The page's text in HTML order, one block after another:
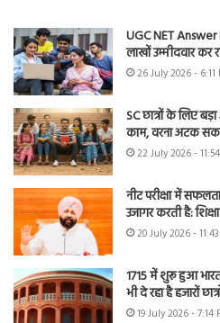
UGC NET
लाखों उम्मीदवार कर
26 July 2026 - 6:11
SC छात्रों के लिए
काम, वरना अटक
22 July 2026 -
नीट परीक्षा में
उजागर करती है:
20 July 2026 -
1715 में शुरू हुआ
भी दे रहा है हजारों
19 July 2026 - 7:14